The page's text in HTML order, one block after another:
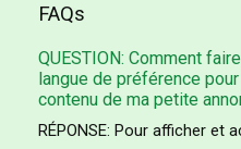
FAQs
QUESTION: Comment
langue de préférence
contenu de ma petite
RÉPONSE: Pour afficher et